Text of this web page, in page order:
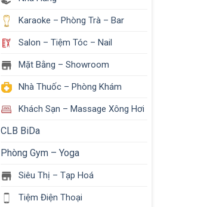
Karaoke – Phòng Trà – Bar
Salon – Tiệm Tóc – Nail
Mặt Bằng – Showroom
Nhà Thuốc – Phòng Khám
Khách Sạn – Massage Xông Hơi
CLB BiDa
Phòng Gym – Yoga
Siêu Thị – Tạp Hoá
Tiệm Điện Thoại